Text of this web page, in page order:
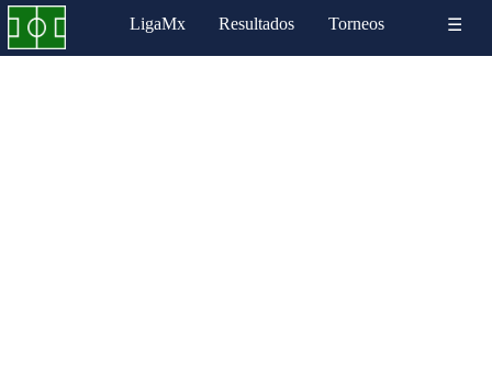
LigaMx Resultados Torneos ☰